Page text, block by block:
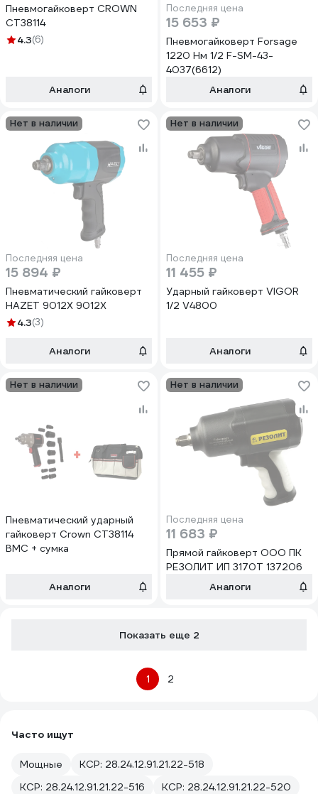
Пневмогайковерт CROWN
CT38114
4.3(6)
Аналоги
Последняя цена
15 653 ₽
Пневмогайковерт Forsage
1220 Нм 1/2 F-SM-43-
4037(6612)
Аналоги
Нет в наличии
Последняя цена
15 894 ₽
Пневматический гайковерт
HAZET 9012X 9012Х
4.3(3)
Аналоги
Нет в наличии
Последняя цена
11 455 ₽
Ударный гайковерт VIGOR
1/2 V4800
Аналоги
Нет в наличии
Пневматический ударный
гайковерт Crown CT38114
BMC + сумка
Аналоги
Нет в наличии
Последняя цена
11 683 ₽
Прямой гайковерт ООО ПК
РЕЗОЛИТ ИП 3170Т 137206
Аналоги
Показать еще 2
1 2
Часто ищут
Мощные
КСР: 28.24.12.91.21.22-518
КСР: 28.24.12.91.21.22-516
КСР: 28.24.12.91.21.22-520